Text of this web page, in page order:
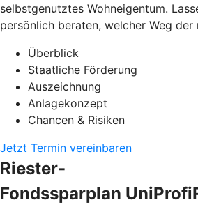
selbstgenutztes Wohneigentum.
persönlich beraten, welcher Weg
Überblick
Staatliche Förderung
Auszeichnung
Anlagekonzept
Chancen & Risiken
Jetzt Termin vereinbaren
Riester-
Fondssparplan